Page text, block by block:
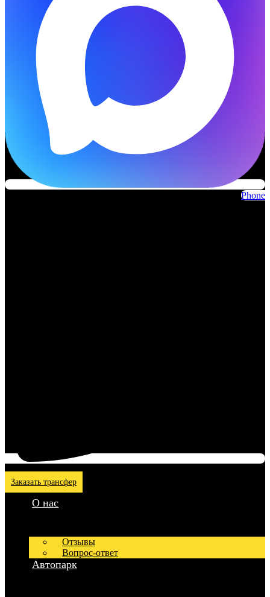
Phone
Заказать трансфер
О нас
Отзывы
Вопрос-ответ
Автопарк